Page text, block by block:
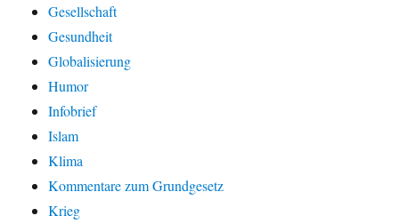
Gesellschaft
Gesundheit
Globalisierung
Humor
Infobrief
Islam
Klima
Kommentare zum Grundgesetz
Krieg